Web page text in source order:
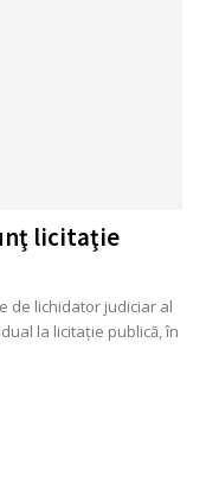
licitaţie
de lichidator judiciar al
la licitaţie publică, în